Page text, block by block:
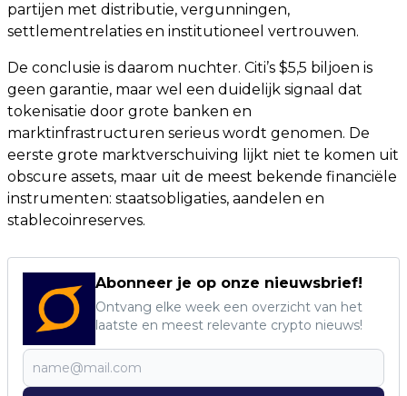
partijen met distributie, vergunningen,
settlementrelaties en institutioneel vertrouwen.
De conclusie is daarom nuchter. Citi’s $5,5 biljoen is
geen garantie, maar wel een duidelijk signaal dat
tokenisatie door grote banken en
marktinfrastructuren serieus wordt genomen. De
eerste grote marktverschuiving lijkt niet te komen uit
obscure assets, maar uit de meest bekende financiële
instrumenten: staatsobligaties, aandelen en
stablecoinreserves.
Abonneer je op onze nieuwsbrief!
Ontvang elke week een overzicht van het
laatste en meest relevante crypto nieuws!